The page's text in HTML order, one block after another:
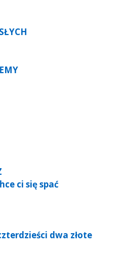
ci się spać
dwa złote